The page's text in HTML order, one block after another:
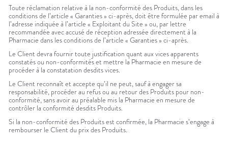
Toute réclamation relative à la non-conformité des Produits, dans les
conditions de l’article « Garanties » ci-après, doit être formulée par email à
l’adresse indiquée à l’article « Exploitant du Site » ou, par lettre
recommandée avec accusé de réception adressée directement à la
Pharmacie dans les conditions de l’article « Garanties » ci-après.
Le Client devra fournir toute justification quant aux vices apparents
constatés ou non-conformités et mettre la Pharmacie en mesure de
procéder à la constatation desdits vices.
Le Client reconnaît et accepte qu’il ne peut, sauf à engager sa
responsabilité, procéder au refus ou au retour des Produits pour non-
conformité, sans avoir au préalable mis la Pharmacie en mesure de
contrôler la conformité desdits Produits.
Si la non-conformité des Produits est confirmée, la Pharmacie s’engage à
rembourser le Client du prix des Produits.